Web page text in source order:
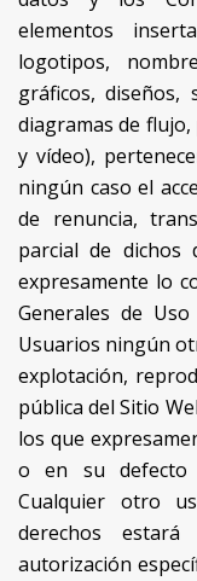
elementos
logotipos,
gráficos, diseños,
diagramas de
y vídeo),
ningún caso el
de renuncia,
parcial de dichos
expresamente lo
Generales de
Usuarios ningún
explotación,
pública del Sitio
los que
o en su defecto
Cualquier otro
derechos
autorización